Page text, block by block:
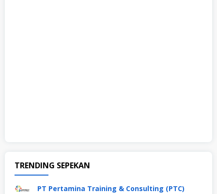
TRENDING SEPEKAN
PT Pertamina Training & Consulting (PTC)